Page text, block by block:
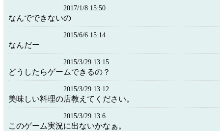
2017/1/8 15:50
なんでできないの
2015/6/6 15:14
なんだー
2015/3/29 13:15
どうしたらゲームできるの？
2015/3/29 13:12
美味しい料理の店教えてください。
2015/3/29 13:6
このゲーム実況に出ないかなぁ。